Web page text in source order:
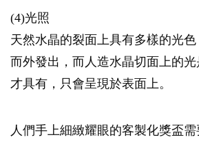
(4)光照
天然水晶的裂面上具有多樣的光
而外發出，而人造水晶切面上的
才具有，只會呈現於表面上。
人們手上細緻耀眼的客製化獎盃